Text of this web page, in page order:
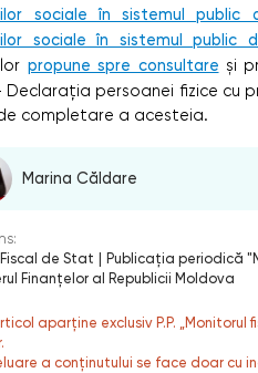
sociale în sistemul public
sociale în sistemul public
propune spre consultare și
Declarația persoanei fizice cu
completare a acesteia.
Marina Căldare
de Stat | Publicaţia periodică
Finanțelor al Republicii Moldova
aparține exclusiv P.P.
a conținutului se face doar cu